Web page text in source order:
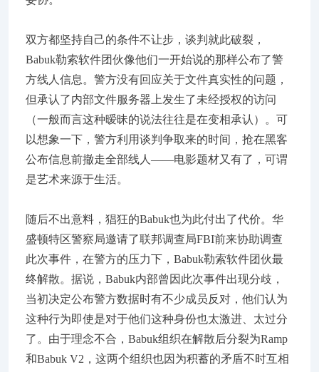
双方都坚持自己的条件不让步，谈判就此破裂，
Babuk勒索软件团伙像他们一开始说的那样公布了警
方线人信息。警方没有回应关于文件真实性的问题，
但承认了内部文件服务器上发生了未经授权的访问
（一般而言这种暧昧的说法往往是在变相承认）。可
以想象一下，警方利用谈判争取来的时间，抢在黑客
公布信息前撤走全部线人——电影题材又有了，可谓
是艺术来源于生活。
随后不出意料，猖狂的Babuk也为此付出了代价。华
盛顿特区警察局邀请了联邦调查局FBI前来协助调查
此次事件，在警方的压力下，Babuk勒索软件团伙最
终解散。据说，Babuk内部曾因此次事件出现分歧，
当初决定公布警方数据时有不少成员反对，他们认为
这种行为即使是对于他们这种身份也太激进、太过分
了。由于理念不合，Babuk组织在解散后分裂为Ramp
和Babuk V2，这两个组织也因为积蓄的矛盾不时互相